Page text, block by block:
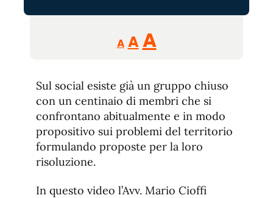
A
Reducir
tamaño
A Restablecer
tamaño
fuente
AAumentar
de
fuente.
Sul social esiste già un gruppo chiuso
con un centinaio di membri che si
confrontano abitualmente e in modo
propositivo sui problemi del territorio
formulando proposte per la loro
risoluzione.
In questo video l’Avv. Mario Cioffi